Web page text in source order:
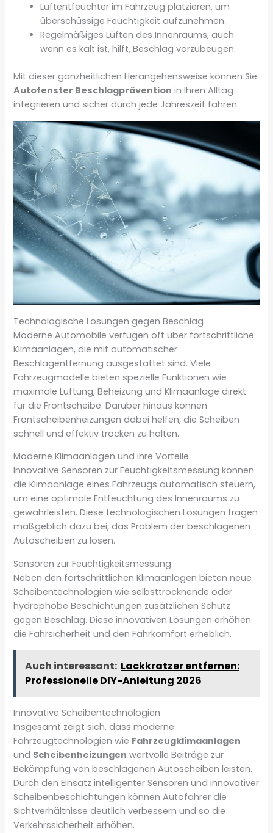
Luftentfeuchter im Fahrzeug platzieren, um
überschüssige Feuchtigkeit aufzunehmen.
Regelmäßiges Lüften des Innenraums, auch
wenn es kalt ist, hilft, Beschlag vorzubeugen.
Mit dieser ganzheitlichen Herangehensweise können Sie
Autofenster Beschlagprävention in Ihren Alltag
integrieren und sicher durch jede Jahreszeit fahren.
Technologische Lösungen gegen Beschlag
Moderne Automobile verfügen oft über fortschrittliche
Klimaanlagen, die mit automatischer
Beschlagentfernung ausgestattet sind. Viele
Fahrzeugmodelle bieten spezielle Funktionen wie
maximale Lüftung, Beheizung und Klimaanlage direkt
für die Frontscheibe. Darüber hinaus können
Frontscheibenheizungen dabei helfen, die Scheiben
schnell und effektiv trocken zu halten.
Moderne Klimaanlagen und ihre Vorteile
Innovative Sensoren zur Feuchtigkeitsmessung können
die Klimaanlage eines Fahrzeugs automatisch steuern,
um eine optimale Entfeuchtung des Innenraums zu
gewährleisten. Diese technologischen Lösungen tragen
maßgeblich dazu bei, das Problem der beschlagenen
Autoscheiben zu lösen.
Sensoren zur Feuchtigkeitsmessung
Neben den fortschrittlichen Klimaanlagen bieten neue
Scheibentechnologien wie selbsttrocknende oder
hydrophobe Beschichtungen zusätzlichen Schutz
gegen Beschlag. Diese innovativen Lösungen erhöhen
die Fahrsicherheit und den Fahrkomfort erheblich.
Auch interessant: Lackkratzer entfernen:
Professionelle DIY-Anleitung 2026
Innovative Scheibentechnologien
Insgesamt zeigt sich, dass moderne
Fahrzeugtechnologien wie Fahrzeugklimaanlagen
und Scheibenheizungen wertvolle Beiträge zur
Bekämpfung von beschlagenen Autoscheiben leisten.
Durch den Einsatz intelligenter Sensoren und innovativer
Scheibenbeschichtungen können Autofahrer die
Sichtverhältnisse deutlich verbessern und so die
Verkehrssicherheit erhöhen.